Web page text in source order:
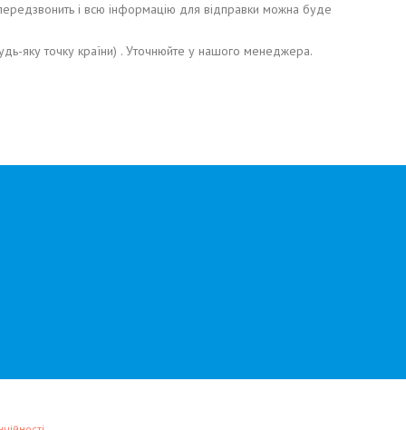
і всю інформацію для відправки можна буде
яку точку країни) . Уточнюйте у нашого менеджера.